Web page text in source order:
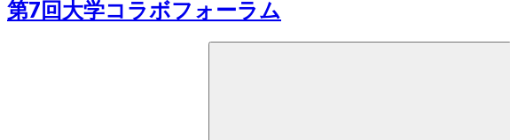
第7回大学コラボフォーラム